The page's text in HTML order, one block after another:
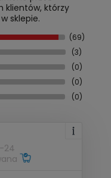
klientów, którzy
sklepie.
(69)
(3)
(0)
(0)
(0)
24